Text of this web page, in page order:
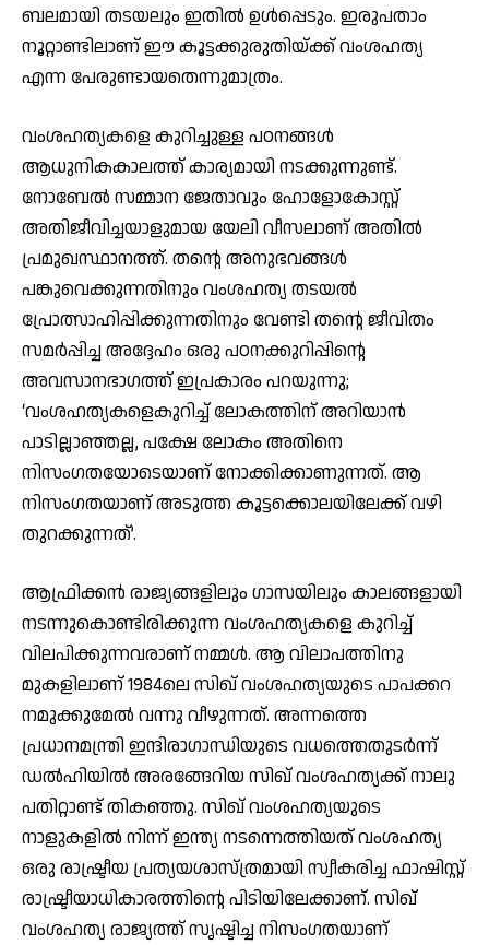
ബലമായി തടയലും ഇതില്‍ ഉള്‍പ്പെടും. ഇരുപതാം
നൂറ്റാണ്ടിലാണ് ഈ കൂട്ടക്കുരുതിയ്ക്ക് വംശഹത്യ
എന്ന പേരുണ്ടായതെന്നുമാത്രം.
വംശഹത്യകളെ കുറിച്ചുള്ള പഠനങ്ങള്‍
ആധുനികകാലത്ത് കാര്യമായി നടക്കുന്നുണ്ട്.
നോബേല്‍ സമ്മാന ജേതാവും ഹോളോകോസ്റ്റ്
അതിജീവിച്ചയാളുമായ യേലി വീസലാണ് അതില്‍
പ്രമുഖസ്ഥാനത്ത്. തന്റെ അനുഭവങ്ങള്‍
പങ്കുവെക്കുന്നതിനും വംശഹത്യ തടയല്‍
പ്രോത്സാഹിപ്പിക്കുന്നതിനും വേണ്ടി തന്റെ ജീവിതം
സമര്‍പ്പിച്ച അദ്ദേഹം ഒരു പഠനക്കുറിപ്പിന്റെ
അവസാനഭാഗത്ത് ഇപ്രകാരം പറയുന്നു;
‘വംശഹത്യകളെകുറിച്ച് ലോകത്തിന് അറിയാന്‍
പാടില്ലാഞ്ഞല്ല, പക്ഷേ ലോകം അതിനെ
നിസംഗതയോടെയാണ് നോക്കിക്കാണുന്നത്. ആ
നിസംഗതയാണ് അടുത്ത കൂട്ടക്കൊലയിലേക്ക് വഴി
തുറക്കുന്നത്’.
ആഫ്രിക്കന്‍ രാജ്യങ്ങളിലും ഗാസയിലും കാലങ്ങളായി
നടന്നുകൊണ്ടിരിക്കുന്ന വംശഹത്യകളെ കുറിച്ച്
വിലപിക്കുന്നവരാണ് നമ്മള്‍. ആ വിലാപത്തിനു
മുകളിലാണ് 1984ലെ സിഖ് വംശഹത്യയുടെ പാപക്കറ
നമുക്കുമേല്‍ വന്നു വീഴുന്നത്. അന്നത്തെ
പ്രധാനമന്ത്രി ഇന്ദിരാഗാന്ധിയുടെ വധത്തെതുടര്‍ന്ന്
ഡല്‍ഹിയില്‍ അരങ്ങേറിയ സിഖ് വംശഹത്യക്ക് നാലു
പതിറ്റാണ്ട് തികഞ്ഞു. സിഖ് വംശഹത്യയുടെ
നാളുകളില്‍ നിന്ന് ഇന്ത്യ നടന്നെത്തിയത് വംശഹത്യ
ഒരു രാഷ്ട്രീയ പ്രത്യയശാസ്ത്രമായി സ്വീകരിച്ച ഫാഷിസ്റ്റ്
രാഷ്ട്രീയാധികാരത്തിന്റെ പിടിയിലേക്കാണ്. സിഖ്
വംശഹത്യ രാജ്യത്ത് സൃഷ്ടിച്ച നിസംഗതയാണ്